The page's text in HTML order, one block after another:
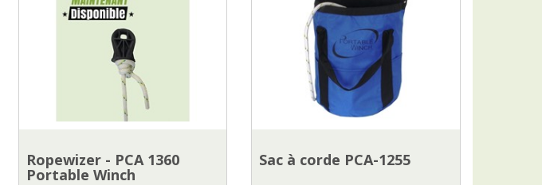
Ropewizer - PCA 1360
Portable Winch
Sac à corde PCA-1255